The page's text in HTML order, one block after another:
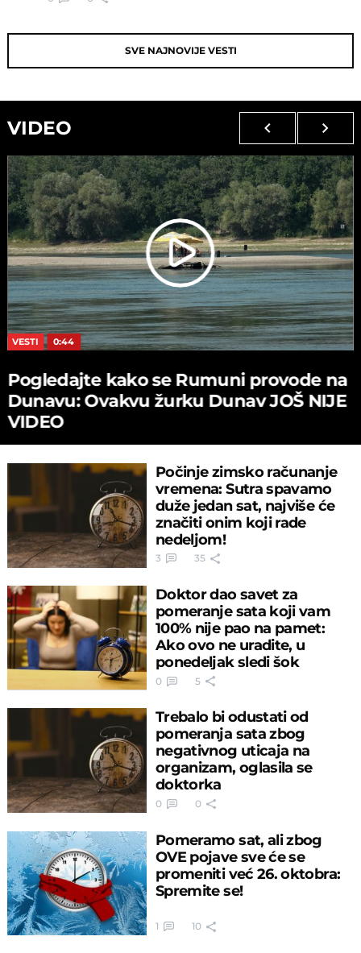
SVE NAJNOVIJE VESTI
VIDEO
VESTI 0:44
Pogledajte kako se Rumuni provode na
Dunavu: Ovakvu žurku Dunav JOŠ NIJE
VIDEO
Počinje zimsko računanje
vremena: Sutra spavamo
duže jedan sat, najviše će
značiti onim koji rade
nedeljom!
3 35
Doktor dao savet za
pomeranje sata koji vam
100% nije pao na pamet:
Ako ovo ne uradite, u
ponedeljak sledi šok
0 5
Trebalo bi odustati od
pomeranja sata zbog
negativnog uticaja na
organizam, oglasila se
doktorka
0 0
Pomeramo sat, ali zbog
OVE pojave sve će se
promeniti već 26. oktobra:
Spremite se!
1 10